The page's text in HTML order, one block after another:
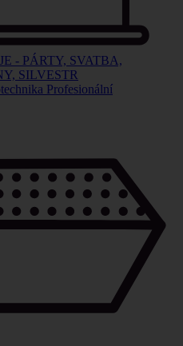
- PÁRTY, SVATBA,
SILVESTR
Profesionální